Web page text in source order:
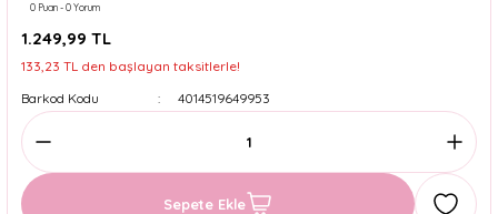
0 Puan - 0 Yorum
1.249,99 TL
133,23 TL den başlayan taksitlerle!
Barkod Kodu
4014519649953
Sepete Ekle